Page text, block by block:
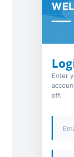
Enter
off.